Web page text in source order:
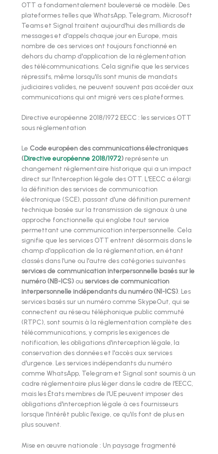
OTT a fondamentalement bouleversé ce modèle. Des
plateformes telles que WhatsApp, Telegram, Microsoft
Teams et Signal traitent aujourd'hui des milliards de
messages et d'appels chaque jour en Europe, mais
nombre de ces services ont toujours fonctionné en
dehors du champ d'application de la réglementation
des télécommunications. Cela signifie que les services
répressifs, même lorsqu'ils sont munis de mandats
judiciaires valides, ne peuvent souvent pas accéder aux
communications qui ont migré vers ces plateformes.
Directive européenne 2018/1972 EECC : les services OTT
sous réglementation
Le Code européen des communications électroniques
(Directive européenne 2018/1972) représente un
changement réglementaire historique qui a un impact
direct sur l'interception légale des OTT. L'EECC a élargi
la définition des services de communication
électronique (SCE), passant d'une définition purement
technique basée sur la transmission de signaux à une
approche fonctionnelle qui englobe tout service
permettant une communication interpersonnelle. Cela
signifie que les services OTT entrent désormais dans le
champ d'application de la réglementation, en étant
classés dans l'une ou l'autre des catégories suivantes
services de communication interpersonnelle basés sur le
numéro (NB-ICS) ou services de communication
interpersonnelle indépendants du numéro (NI-ICS) . Les
services basés sur un numéro comme SkypeOut, qui se
connectent au réseau téléphonique public commuté
(RTPC), sont soumis à la réglementation complète des
télécommunications, y compris les exigences de
notification, les obligations d'interception légale, la
conservation des données et l'accès aux services
d'urgence. Les services indépendants du numéro
comme WhatsApp, Telegram et Signal sont soumis à un
cadre réglementaire plus léger dans le cadre de l'EECC,
mais les États membres de l'UE peuvent imposer des
obligations d'interception légale à ces fournisseurs
lorsque l'intérêt public l'exige, ce qu'ils font de plus en
plus souvent.
Mise en œuvre nationale : Un paysage fragmenté